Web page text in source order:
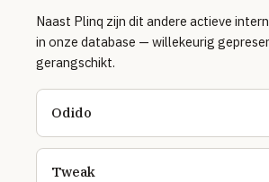
Naast Plinq zijn dit andere actieve
in onze database — willekeurig
gerangschikt.
Odido
Tweak